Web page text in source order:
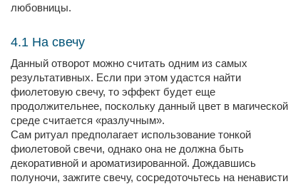
любовницы.
4.1 На свечу
Данный отворот можно считать одним из самых
результативных. Если при этом удастся найти
фиолетовую свечу, то эффект будет еще
продолжительнее, поскольку данный цвет в магической
среде считается «разлучным».
Сам ритуал предполагает использование тонкой
фиолетовой свечи, однако она не должна быть
декоративной и ароматизированной. Дождавшись
полуночи, зажгите свечу, сосредоточьтесь на ненависти